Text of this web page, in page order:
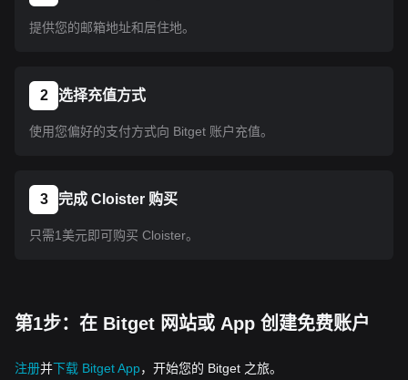
提供您的邮箱地址和居住地。
2 选择充值方式
使用您偏好的支付方式向 Bitget 账户充值。
3 完成 Cloister 购买
只需1美元即可购买 Cloister。
第1步：在 Bitget 网站或 App 创建免费账户
注册并下载 Bitget App，开始您的 Bitget 之旅。